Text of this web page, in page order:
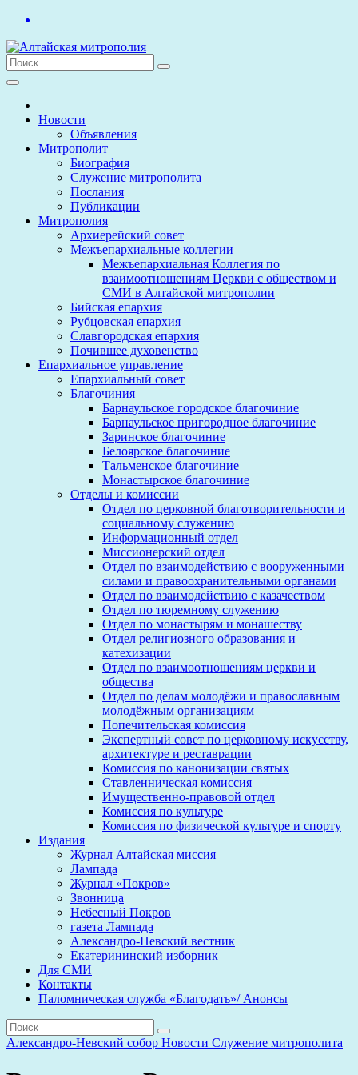
Перейти
содержимому
Новости
Объявления
Митрополит
Биография
Служение митрополита
Послания
Публикации
Митрополия
Архиерейский совет
Межъепархиальные коллегии
Межъепархиальная Коллегия по
взаимоотношениям Церкви с обществом и
СМИ в Алтайской митрополии
Бийская епархия
Рубцовская епархия
Славгородская епархия
Почившее духовенство
Епархиальное управление
Епархиальный совет
Благочиния
Барнаульское городское благочиние
Барнаульское пригородное благочиние
Заринское благочиние
Белоярское благочиние
Тальменское благочиние
Монастырское благочиние
Отделы и комиссии
Отдел по церковной благотворительности и
социальному служению
Информационный отдел
Миссионерский отдел
Отдел по взаимодействию с вооруженными
силами и правоохранительными органами
Отдел по взаимодействию с казачеством
Отдел по тюремному служению
Отдел по монастырям и монашеству
Отдел религиозного образования и
катехизации
Отдел по взаимоотношениям церкви и
общества
Отдел по делам молодёжи и православным
молодёжным организациям
Попечительская комиссия
Экспертный совет по церковному искусству,
архитектуре и реставрации
Комиссия по канонизации святых
Ставленническая комиссия
Имущественно-правовой отдел
Комиссия по культуре
Комиссия по физической культуре и спорту
Издания
Журнал Алтайская миссия
Лампада
Журнал «Покров»
Звонница
Небесный Покров
газета Лампада
Александро-Невский вестник
Екатерининский изборник
Для СМИ
Контакты
Паломническая служба «Благодать»/ Анонсы
Александро-Невский собор Новости Служение митрополита